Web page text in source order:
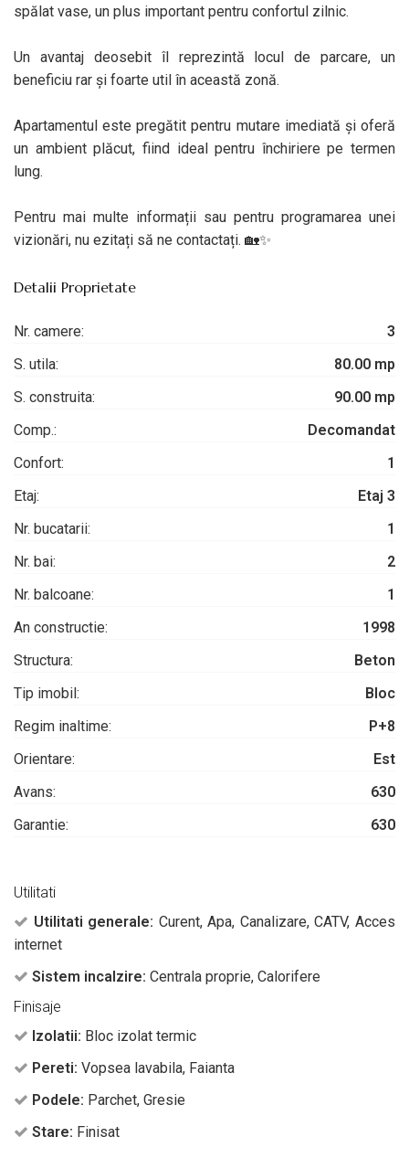
spălat vase, un plus important pentru confortul zilnic.
Un avantaj deosebit îl reprezintă locul de parcare, un
beneficiu rar și foarte util în această zonă.
Apartamentul este pregătit pentru mutare imediată și oferă
un ambient plăcut, fiind ideal pentru închiriere pe termen
lung.
Pentru mai multe informații sau pentru programarea unei
vizionări, nu ezitați să ne contactați. 🏡✨
Detalii Proprietate
Nr. camere:
3
S. utila:
80.00 mp
S. construita:
90.00 mp
Comp.:
Decomandat
Confort:
1
Etaj:
Etaj 3
Nr. bucatarii:
1
Nr. bai:
2
Nr. balcoane:
1
An constructie:
1998
Structura:
Beton
Tip imobil:
Bloc
Regim inaltime:
P+8
Orientare:
Est
Avans:
630
Garantie:
630
Utilitati
Utilitati generale: Curent, Apa, Canalizare, CATV, Acces
internet
Sistem incalzire: Centrala proprie, Calorifere
Finisaje
Izolatii: Bloc izolat termic
Pereti: Vopsea lavabila, Faianta
Podele: Parchet, Gresie
Stare: Finisat